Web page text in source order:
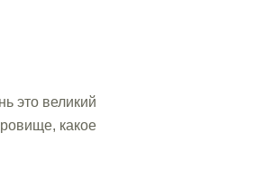
это великий
какое